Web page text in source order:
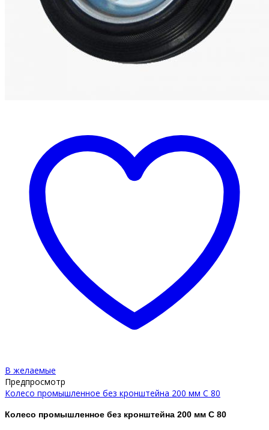
В желаемые
Предпросмотр
Колесо промышленное без кронштейна 200 мм C 80
Колесо промышленное без кронштейна 200 мм C 80